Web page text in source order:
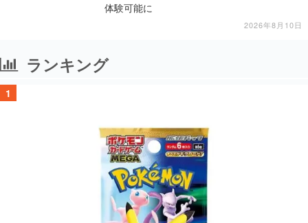
体験可能に
2026年8月10日
ランキング
1